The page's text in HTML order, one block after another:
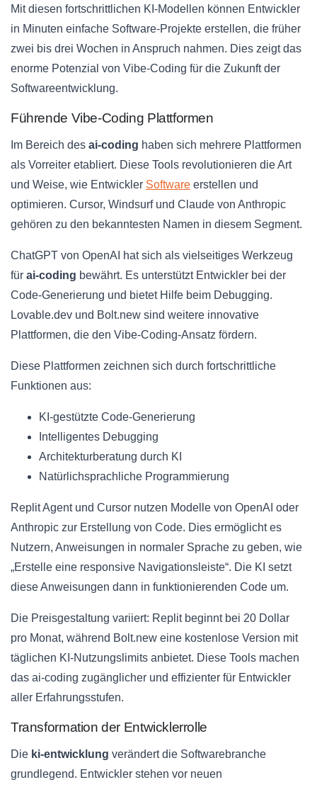
Mit diesen fortschrittlichen KI-Modellen können Entwickler
in Minuten einfache Software-Projekte erstellen, die früher
zwei bis drei Wochen in Anspruch nahmen. Dies zeigt das
enorme Potenzial von Vibe-Coding für die Zukunft der
Softwareentwicklung.
Führende Vibe-Coding Plattformen
Im Bereich des ai-coding haben sich mehrere Plattformen
als Vorreiter etabliert. Diese Tools revolutionieren die Art
und Weise, wie Entwickler Software erstellen und
optimieren. Cursor, Windsurf und Claude von Anthropic
gehören zu den bekanntesten Namen in diesem Segment.
ChatGPT von OpenAI hat sich als vielseitiges Werkzeug
für ai-coding bewährt. Es unterstützt Entwickler bei der
Code-Generierung und bietet Hilfe beim Debugging.
Lovable.dev und Bolt.new sind weitere innovative
Plattformen, die den Vibe-Coding-Ansatz fördern.
Diese Plattformen zeichnen sich durch fortschrittliche
Funktionen aus:
KI-gestützte Code-Generierung
Intelligentes Debugging
Architekturberatung durch KI
Natürlichsprachliche Programmierung
Replit Agent und Cursor nutzen Modelle von OpenAI oder
Anthropic zur Erstellung von Code. Dies ermöglicht es
Nutzern, Anweisungen in normaler Sprache zu geben, wie
„Erstelle eine responsive Navigationsleiste“. Die KI setzt
diese Anweisungen dann in funktionierenden Code um.
Die Preisgestaltung variiert: Replit beginnt bei 20 Dollar
pro Monat, während Bolt.new eine kostenlose Version mit
täglichen KI-Nutzungslimits anbietet. Diese Tools machen
das ai-coding zugänglicher und effizienter für Entwickler
aller Erfahrungsstufen.
Transformation der Entwicklerrolle
Die ki-entwicklung verändert die Softwarebranche
grundlegend. Entwickler stehen vor neuen